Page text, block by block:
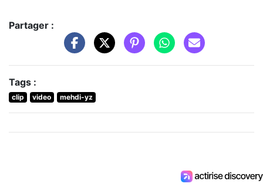
Partager :
Tags :
clip video mehdi-yz